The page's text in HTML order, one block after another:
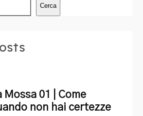
Cerca
Mossa 01 | Come
non hai certezze